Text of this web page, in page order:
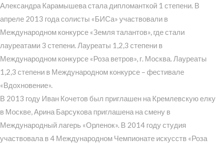
Александра Карамышева стала дипломанткой 1 степени. В
апреле 2013 года солисты «БИСа» участвовали в
Международном конкурсе «Земля талантов», где стали
лауреатами 3 степени. Лауреаты 1,2,3 степени в
Международном конкурсе «Роза ветров», г. Москва. Лауреаты
1,2,3 степени в Международном конкурсе – фестивале
«Вдохновение».
В 2013 году Иван Кочетов был приглашен на Кремлевскую елку
в Москве, Арина Барсукова приглашена на смену в
Международный лагерь «Орленок». В 2014 году студия
участвовала в 4 Международном Чемпионате искусств «Роза